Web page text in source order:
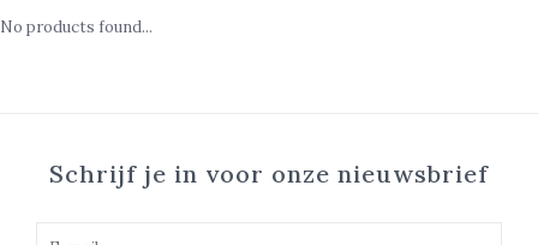
No products found...
Schrijf je in voor onze nieuwsbrief